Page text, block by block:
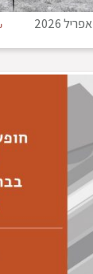
אפריל 2026